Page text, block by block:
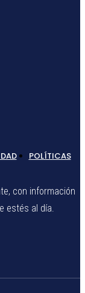
POLÍTICAS
con información
estés al día.